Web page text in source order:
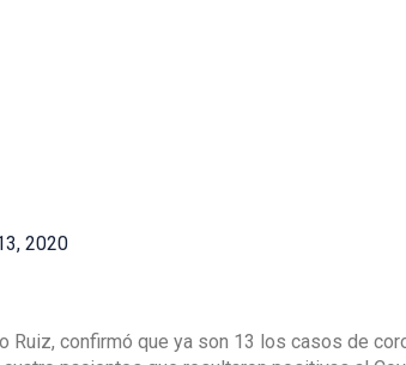
2020
Ruiz, confirmó que ya son 13 los casos de